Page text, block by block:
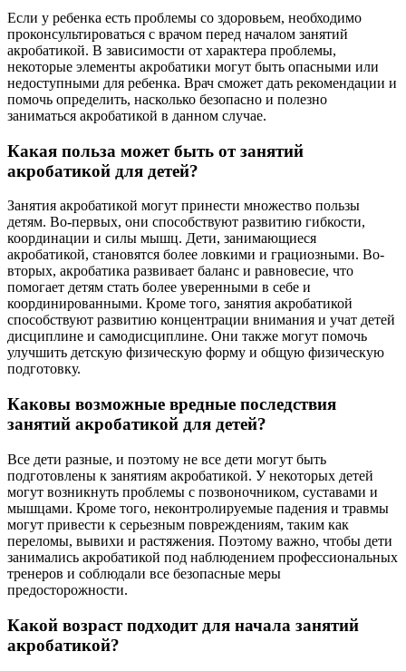
Если у ребенка есть проблемы со здоровьем, необходимо
проконсультироваться с врачом перед началом занятий
акробатикой. В зависимости от характера проблемы,
некоторые элементы акробатики могут быть опасными или
недоступными для ребенка. Врач сможет дать рекомендации и
помочь определить, насколько безопасно и полезно
заниматься акробатикой в данном случае.
Какая польза может быть от занятий
акробатикой для детей?
Занятия акробатикой могут принести множество пользы
детям. Во-первых, они способствуют развитию гибкости,
координации и силы мышц. Дети, занимающиеся
акробатикой, становятся более ловкими и грациозными. Во-
вторых, акробатика развивает баланс и равновесие, что
помогает детям стать более уверенными в себе и
координированными. Кроме того, занятия акробатикой
способствуют развитию концентрации внимания и учат детей
дисциплине и самодисциплине. Они также могут помочь
улучшить детскую физическую форму и общую физическую
подготовку.
Каковы возможные вредные последствия
занятий акробатикой для детей?
Все дети разные, и поэтому не все дети могут быть
подготовлены к занятиям акробатикой. У некоторых детей
могут возникнуть проблемы с позвоночником, суставами и
мышцами. Кроме того, неконтролируемые падения и травмы
могут привести к серьезным повреждениям, таким как
переломы, вывихи и растяжения. Поэтому важно, чтобы дети
занимались акробатикой под наблюдением профессиональных
тренеров и соблюдали все безопасные меры
предосторожности.
Какой возраст подходит для начала занятий
акробатикой?